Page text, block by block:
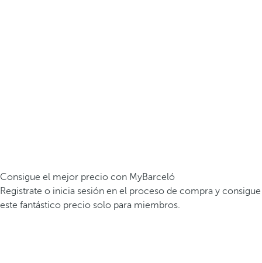
Consigue el mejor precio con MyBarceló
Registrate o inicia sesión en el proceso de compra y consigue
este fantástico precio solo para miembros.